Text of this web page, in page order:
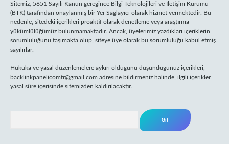
Sitemiz, 5651 Sayılı Kanun gereğince Bilgi Teknolojileri ve İletişim Kurumu
(BTK) tarafından onaylanmış bir Yer Sağlayıcı olarak hizmet vermektedir. Bu
nedenle, sitedeki içerikleri proaktif olarak denetleme veya araştırma
yükümlülüğümüz bulunmamaktadır. Ancak, üyelerimiz yazdıkları içeriklerin
sorumluluğunu taşımakta olup, siteye üye olarak bu sorumluluğu kabul etmiş
sayılırlar.
Hukuka ve yasal düzenlemelere aykırı olduğunu düşündüğünüz içerikleri,
backlinkpanelicomtr@gmail.com adresine bildirmeniz halinde, ilgili içerikler
yasal süre içerisinde sitemizden kaldırılacaktır.